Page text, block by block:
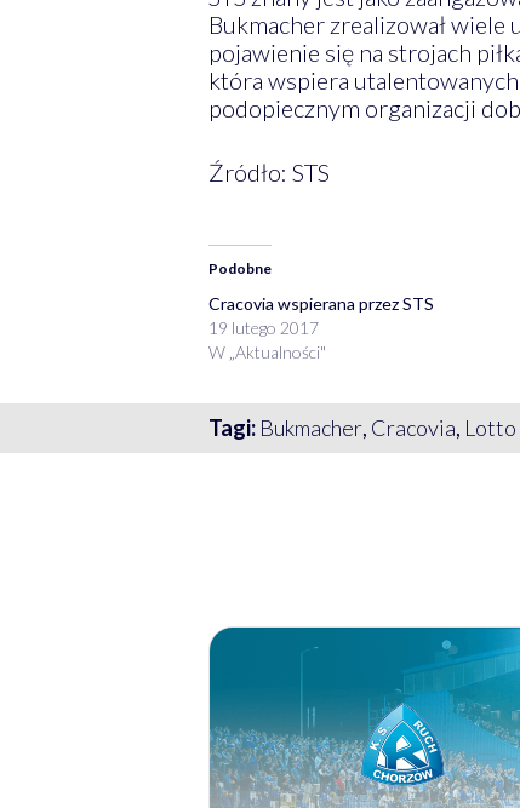
Bukmacher zrealizował wiele
pojawienie się na strojach
która wspiera
podopiecznym organizacji
Źródło: STS
Podobne
Cracovia wspierana przez STS
19 lutego 2017
W „Aktualności"
Tagi: Bukmacher, Cracovia, Lotto